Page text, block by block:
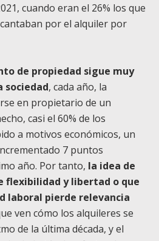
cuando eran el 26% los que
por el alquiler por
de propiedad sigue muy
sociedad, cada año, la
en propietario de un
casi el 60% de los
a motivos económicos, un
7 puntos
año. Por tanto, la idea de
flexibilidad y libertad o que
laboral pierde relevancia
ven cómo los alquileres se
de la última década, y el